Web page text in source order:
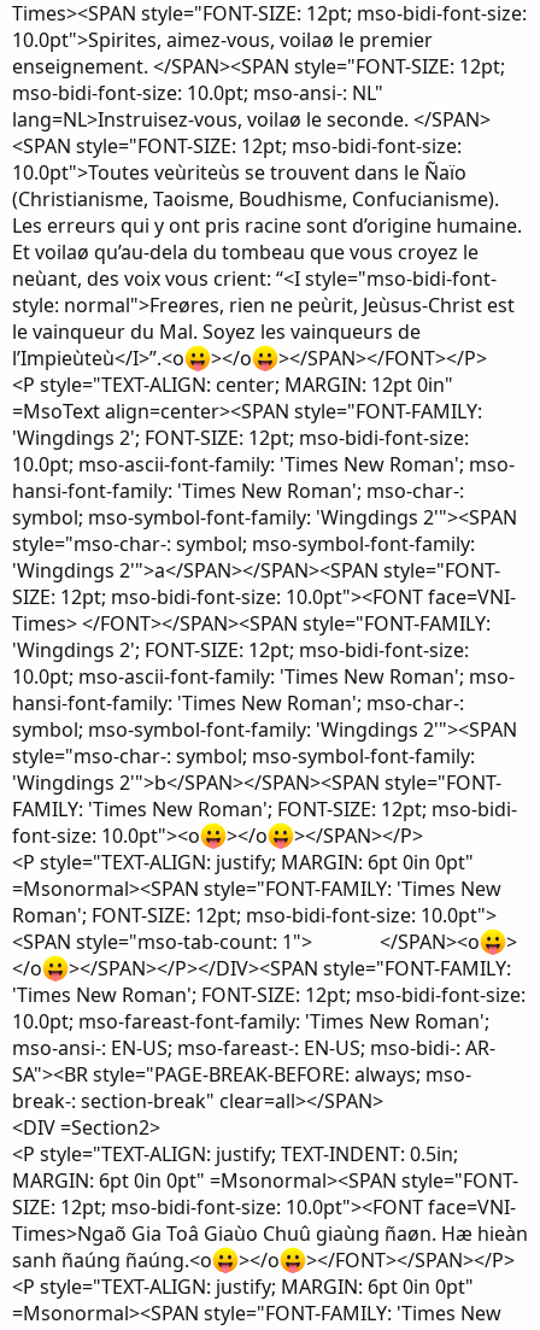
Times><SPAN style="FONT-SIZE: 12pt; mso-bidi-font-size:
10.0pt">Spirites, aimez-vous, voilaø le premier
enseignement. </SPAN><SPAN style="FONT-SIZE: 12pt;
mso-bidi-font-size: 10.0pt; mso-ansi-: NL"
lang=NL>Instruisez-vous, voilaø le seconde. </SPAN>
<SPAN style="FONT-SIZE: 12pt; mso-bidi-font-size:
10.0pt">Toutes veùriteùs se trouvent dans le Ñaïo
(Christianisme, Taoisme, Boudhisme, Confucianisme).
Les erreurs qui y ont pris racine sont d’origine humaine.
Et voilaø qu’au-dela du tombeau que vous croyez le
neùant, des voix vous crient: “<I style="mso-bidi-font-
style: normal">Freøres, rien ne peùrit, Jeùsus-Christ est
le vainqueur du Mal. Soyez les vainqueurs de
l’Impieùteù</I>”.<o
></o
></SPAN></FONT></P>
<P style="TEXT-ALIGN: center; MARGIN: 12pt 0in"
=MsoText align=center><SPAN style="FONT-FAMILY:
'Wingdings 2'; FONT-SIZE: 12pt; mso-bidi-font-size:
10.0pt; mso-ascii-font-family: 'Times New Roman'; mso-
hansi-font-family: 'Times New Roman'; mso-char-:
symbol; mso-symbol-font-family: 'Wingdings 2'"><SPAN
style="mso-char-: symbol; mso-symbol-font-family:
'Wingdings 2'">a</SPAN></SPAN><SPAN style="FONT-
SIZE: 12pt; mso-bidi-font-size: 10.0pt"><FONT face=VNI-
Times> </FONT></SPAN><SPAN style="FONT-FAMILY:
'Wingdings 2'; FONT-SIZE: 12pt; mso-bidi-font-size:
10.0pt; mso-ascii-font-family: 'Times New Roman'; mso-
hansi-font-family: 'Times New Roman'; mso-char-:
symbol; mso-symbol-font-family: 'Wingdings 2'"><SPAN
style="mso-char-: symbol; mso-symbol-font-family:
'Wingdings 2'">b</SPAN></SPAN><SPAN style="FONT-
FAMILY: 'Times New Roman'; FONT-SIZE: 12pt; mso-bidi-
font-size: 10.0pt"><o
></o
></SPAN></P>
<P style="TEXT-ALIGN: justify; MARGIN: 6pt 0in 0pt"
=Msonormal><SPAN style="FONT-FAMILY: 'Times New
Roman'; FONT-SIZE: 12pt; mso-bidi-font-size: 10.0pt">
<SPAN style="mso-tab-count: 1"> </SPAN><o
>
</o
></SPAN></P></DIV><SPAN style="FONT-FAMILY:
'Times New Roman'; FONT-SIZE: 12pt; mso-bidi-font-size:
10.0pt; mso-fareast-font-family: 'Times New Roman';
mso-ansi-: EN-US; mso-fareast-: EN-US; mso-bidi-: AR-
SA"><BR style="PAGE-BREAK-BEFORE: always; mso-
break-: section-break" clear=all></SPAN>
<DIV =Section2>
<P style="TEXT-ALIGN: justify; TEXT-INDENT: 0.5in;
MARGIN: 6pt 0in 0pt" =Msonormal><SPAN style="FONT-
SIZE: 12pt; mso-bidi-font-size: 10.0pt"><FONT face=VNI-
Times>Ngaõ Gia Toâ Giaùo Chuû giaùng ñaøn. Hæ hieàn
sanh ñaúng ñaúng.<o
></o
></FONT></SPAN></P>
<P style="TEXT-ALIGN: justify; MARGIN: 6pt 0in 0pt"
=Msonormal><SPAN style="FONT-FAMILY: 'Times New